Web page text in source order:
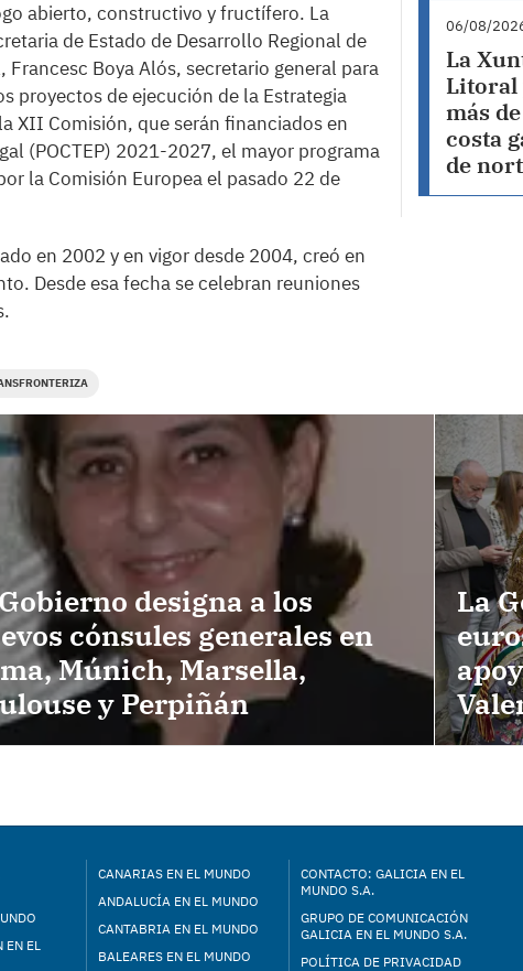
abierto, constructivo y fructífero. La
de Estado de Desarrollo Regional de
Boya Alós, secretario general para
proyectos de ejecución de la Estrategia
XII Comisión, que serán financiados en
(POCTEP) 2021-2027, el mayor programa
la Comisión Europea el pasado 22 de
en 2002 y en vigor desde 2004, creó en
Desde esa fecha se celebran reuniones
06/08/
La
Litoral
más
costa
de
designa a los
cónsules generales en
Múnich, Marsella,
y Perpiñán
La
EN EL
CANARIAS EN EL MUNDO
ANDALUCÍA EN EL MUNDO
CANTABRIA EN EL MUNDO
BALEARES EN EL MUNDO
CONTACTO: GALICIA EN EL
MUNDO S.A.
GRUPO DE COMUNICACIÓN
GALICIA EN EL MUNDO S.A.
POLÍTICA DE PRIVACIDAD